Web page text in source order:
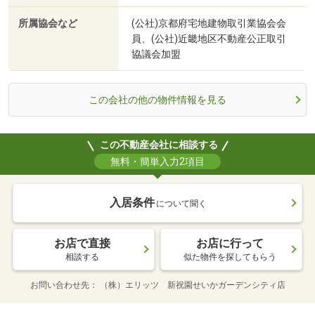
所属協会など
(公社)京都府宅地建物取引業協会会
員、(公社)近畿地区不動産公正取引
協議会加盟
この会社の他の物件情報を見る
この不動産会社に相談する
無料・簡単入力2項目
入居条件 について聞く
お店で直接
相談する
お店に行って
似た物件を探してもらう
お問い合わせ先 （株）エリッツ 新祝園せいかガーデンシティ店